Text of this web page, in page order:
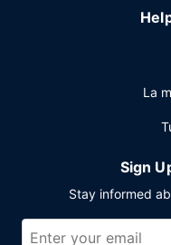
La
Sign
Stay informed